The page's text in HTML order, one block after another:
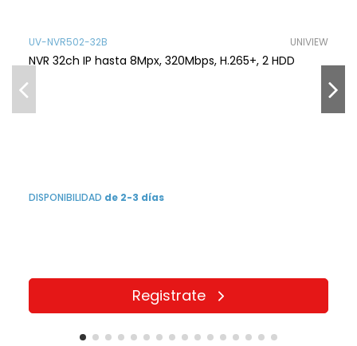
UV-NVR502-32B UNIVIEW
NVR 32ch IP hasta 8Mpx, 320Mbps, H.265+, 2 HDD
DISPONIBILIDAD de 2-3 días
Registrate